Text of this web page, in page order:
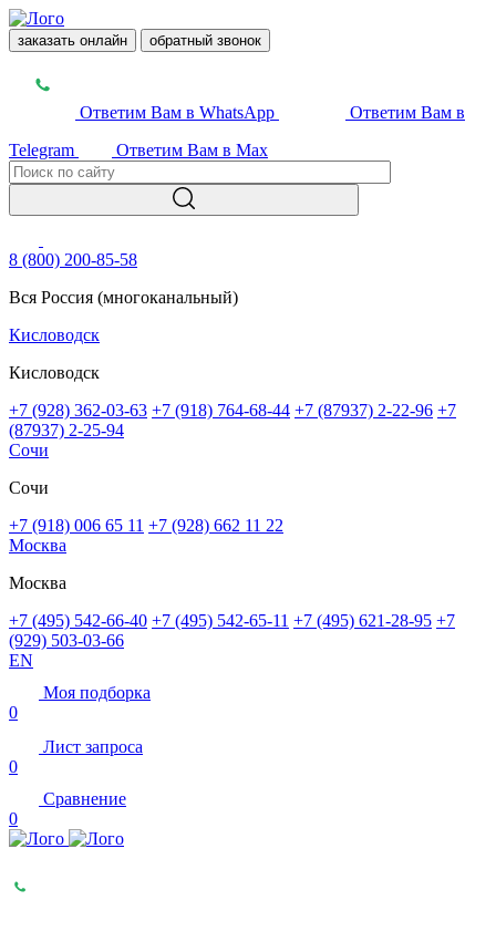
заказать онлайн обратный звонок
Ответим Вам в WhatsApp
Ответим Вам в
Telegram
Ответим Вам в Max
8 (800) 200-85-58
Вся Россия (многоканальный)
Кисловодск
Кисловодск
+7 (928) 362-03-63 +7 (918) 764-68-44 +7 (87937) 2-22-96 +7
(87937) 2-25-94
Сочи
Сочи
+7 (918) 006 65 11 +7 (928) 662 11 22
Москва
Москва
+7 (495) 542-66-40 +7 (495) 542-65-11 +7 (495) 621-28-95 +7
(929) 503-03-66
EN
Моя подборка
0
Лист запроса
0
Сравнение
0